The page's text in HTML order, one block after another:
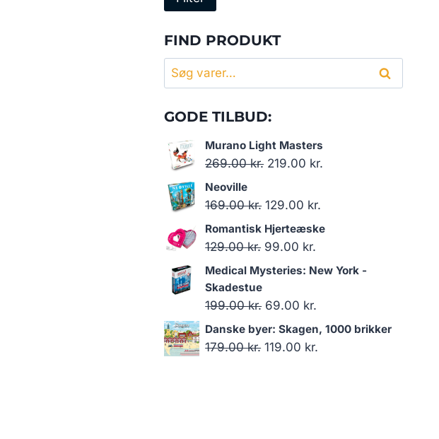
FIND PRODUKT
Søg
efter:
Søg
GODE TILBUD:
Murano Light Masters
269.00kr. Den
pris
269.00 kr..
219.00 kr.
Neoville
169.00kr. Den
oprindelige
pris
129.00 kr.
aktuelle
Romantisk Hjerteæske
129.00kr. Den
oprindelige
var:
129.00 kr..
99.00 kr.
aktuelle
99.00 kr..
Medical Mysteries: New York -
Skadestue
199.00kr. Den
oprindelige
pris
69.00 kr.
aktuelle
Danske byer: Skagen, 1000 brikker
179.00kr. Den
119.00 kr.